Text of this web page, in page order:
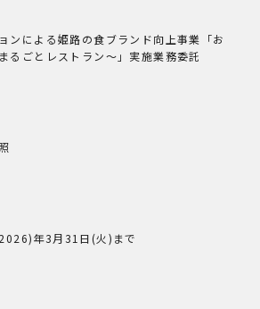
ンによる姫路の食ブランド向上事業「お
るごとレストラン～」実施業務委託
年3月31日(火)まで